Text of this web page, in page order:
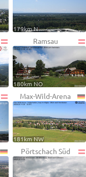
179km N
Ramsau
180km NO
Max-Wild-Arena
181km NW
Pörtschach Süd